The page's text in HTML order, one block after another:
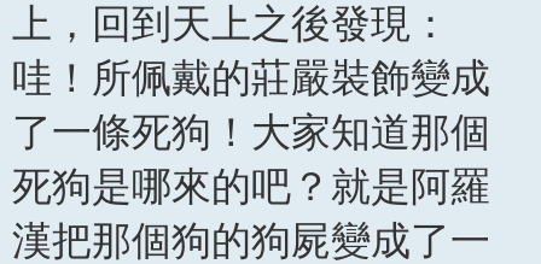
上，回到天上之後發現：
哇！所佩戴的莊嚴裝飾變成
了一條死狗！大家知道那個
死狗是哪來的吧？就是阿羅
漢把那個狗的狗屍變成了一